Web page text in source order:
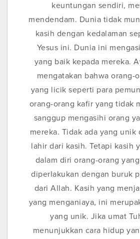
keuntungan sendiri,
mendendam. Dunia tidak
kasih dengan kedalaman
Yesus ini. Dunia ini
yang baik kepada mereka.
mengatakan bahwa orang-
yang licik seperti para
orang-orang kafir yang tidak
sanggup mengasihi orang
mereka. Tidak ada yang unik
lahir dari kasih. Tetapi kasih
dalam diri orang-orang
diperlakukan dengan buruk
dari Allah. Kasih yang
yang menganiaya, ini
yang unik. Jika umat
menunjukkan cara hidup